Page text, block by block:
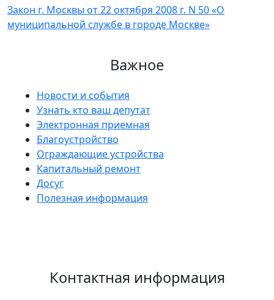
Закон г. Москвы от 22 октября 2008 г. N 50 «О
муниципальной службе в городе Москве»
Важное
Новости и события
Узнать кто ваш депутат
Электронная приемная
Благоустройство
Ограждающие устройства
Капитальный ремонт
Досуг
Полезная информация
Контактная информация